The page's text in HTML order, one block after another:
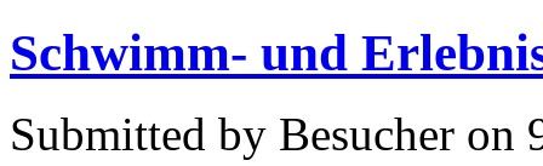
Schwimm- und
Submitted by Besucher on